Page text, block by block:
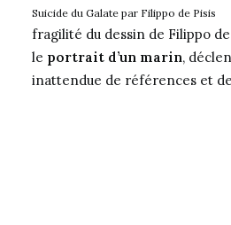
Suicide du Galate par Filippo de Pisis
fragilité du dessin de Filippo
le portrait d’un marin,
inattendue de références et